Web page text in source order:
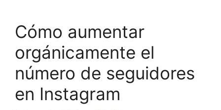
Cómo aumentar
orgánicamente el
número de seguidores
en Instagram